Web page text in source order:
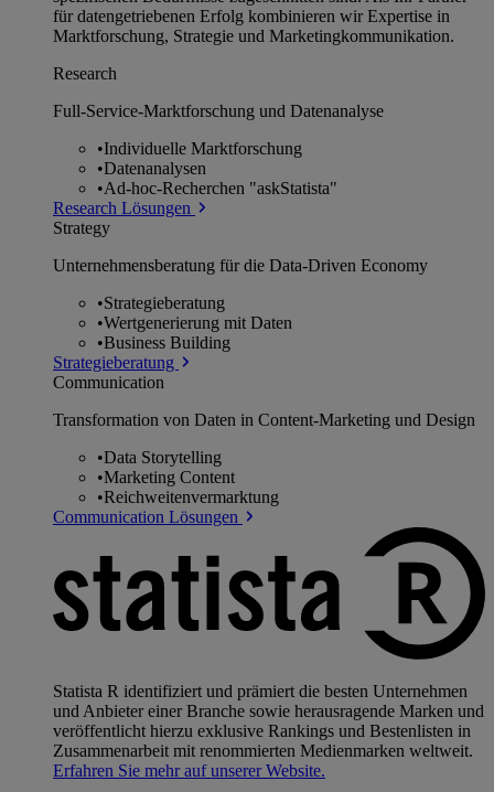
für datengetriebenen Erfolg kombinieren wir Expertise in
Marktforschung, Strategie und Marketingkommunikation.
Research
Full-Service-Marktforschung und Datenanalyse
•Individuelle Marktforschung
•Datenanalysen
•Ad-hoc-Recherchen "askStatista"
Research Lösungen
Strategy
Unternehmens­beratung für die Data-Driven Economy
•Strategieberatung
•Wertgenerierung mit Daten
•Business Building
Strategieberatung
Communication
Transformation von Daten in Content-Marketing und Design
•Data Storytelling
•Marketing Content
•Reichweitenvermarktung
Communication Lösungen
Statista R identifiziert und prämiert die besten Unternehmen
und Anbieter einer Branche sowie herausragende Marken und
veröffentlicht hierzu exklusive Rankings und Bestenlisten in
Zusammenarbeit mit renommierten Medienmarken weltweit.
Erfahren Sie mehr auf unserer Website.